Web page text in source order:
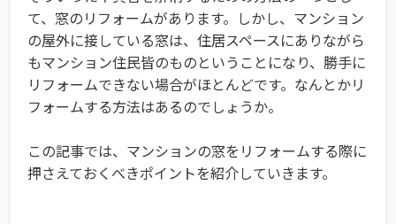
て、窓のリフォームがあります。しかし、マンション
の屋外に接している窓は、住居スペースにありながら
もマンション住民皆のものということになり、勝手に
リフォームできない場合がほとんどです。なんとかリ
フォームする方法はあるのでしょうか。
この記事では、マンションの窓をリフォームする際に
押さえておくべきポイントを紹介していきます。